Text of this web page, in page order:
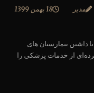
18 بهمن 1399 مدیر
بیمارستان های
از خدمات پزشکی را